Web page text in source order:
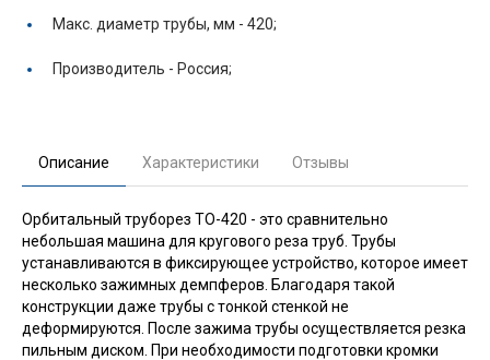
Макс. диаметр трубы, мм - 420;
Производитель - Россия;
Описание Характеристики Отзывы
Орбитальный труборез ТО-420 - это сравнительно
небольшая машина для кругового реза труб. Трубы
устанавливаются в фиксирующее устройство, которое имеет
несколько зажимных демпферов. Благодаря такой
конструкции даже трубы с тонкой стенкой не
деформируются. После зажима трубы осуществляется резка
пильным диском. При необходимости подготовки кромки